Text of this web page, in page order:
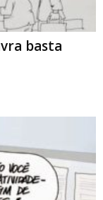
basta